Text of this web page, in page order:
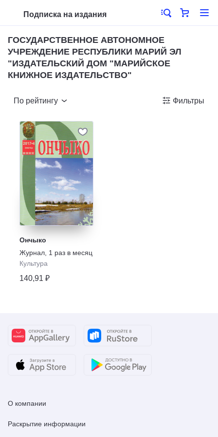
Подписка на издания
ГОСУДАРСТВЕННОЕ АВТОНОМНОЕ
УЧРЕЖДЕНИЕ РЕСПУБЛИКИ МАРИЙ ЭЛ
"ИЗДАТЕЛЬСКИЙ ДОМ "МАРИЙСКОЕ
КНИЖНОЕ ИЗДАТЕЛЬСТВО"
По рейтингу Фильтры
Ончыко
Журнал 1 раз в месяц
Культура
140,91 ₽
О компании
Раскрытие информации